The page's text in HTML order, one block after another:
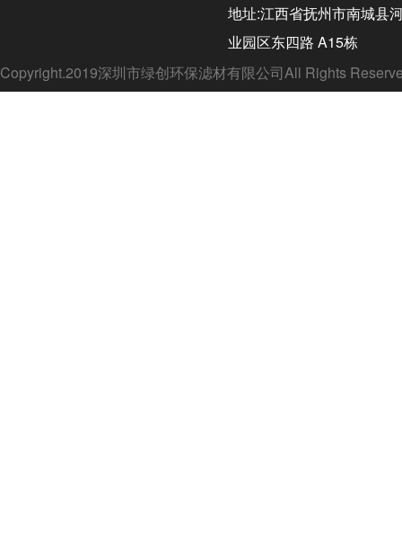
地址:江西省抚州市南城县
业园区东四路 A15栋
Copyright.2019深圳市绿创环保滤材有限公司All Rights